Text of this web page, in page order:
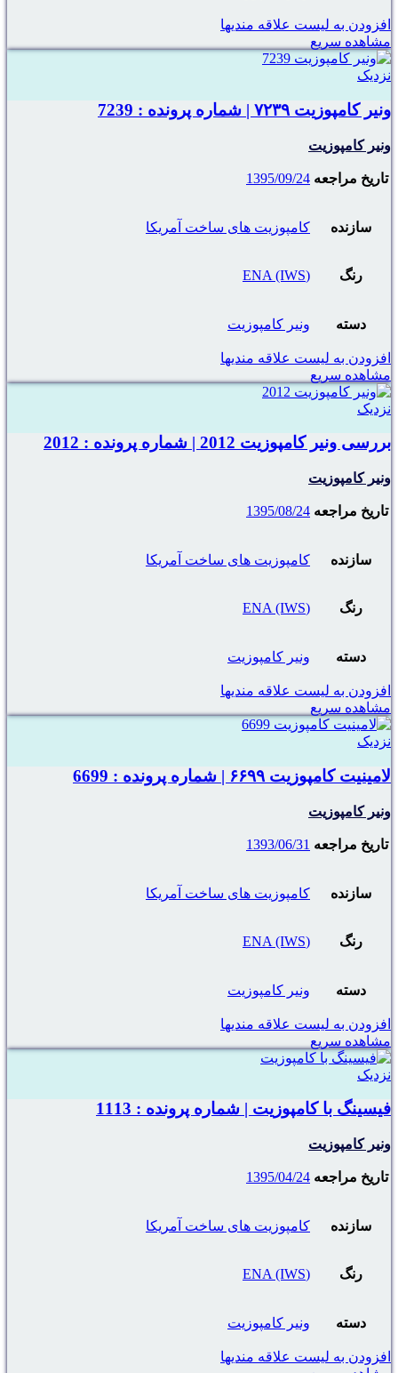
افزودن به لیست علاقه مندیها
مشاهده سریع
نزدیک
ونیر کامپوزیت ۷۲۳۹ | شماره پرونده : 7239
ونیر کامپوزیت
تاریخ مراجعه 1395/09/24
سازنده کامپوزیت های ساخت آمریکا
رنگ (ENA (IWS
دسته ونیر کامپوزیت
افزودن به لیست علاقه مندیها
مشاهده سریع
نزدیک
بررسی ونیر کامپوزیت 2012 | شماره پرونده : 2012
ونیر کامپوزیت
تاریخ مراجعه 1395/08/24
سازنده کامپوزیت های ساخت آمریکا
رنگ (ENA (IWS
دسته ونیر کامپوزیت
افزودن به لیست علاقه مندیها
مشاهده سریع
نزدیک
لامینیت کامپوزیت ۶۶۹۹ | شماره پرونده : 6699
ونیر کامپوزیت
تاریخ مراجعه 1393/06/31
سازنده کامپوزیت های ساخت آمریکا
رنگ (ENA (IWS
دسته ونیر کامپوزیت
افزودن به لیست علاقه مندیها
مشاهده سریع
نزدیک
فیسینگ با کامپوزیت | شماره پرونده : 1113
ونیر کامپوزیت
تاریخ مراجعه 1395/04/24
سازنده کامپوزیت های ساخت آمریکا
رنگ (ENA (IWS
دسته ونیر کامپوزیت
افزودن به لیست علاقه مندیها